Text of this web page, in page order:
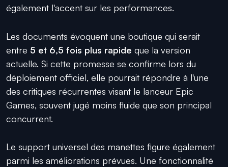
également l'accent sur les performances.
Les documents évoquent une boutique qui serait
entre 5 et 6,5 fois plus rapide que la version
actuelle. Si cette promesse se confirme lors du
déploiement officiel, elle pourrait répondre à l'une
des critiques récurrentes visant le lanceur Epic
Games, souvent jugé moins fluide que son principal
concurrent.
Le support universel des manettes figure également
parmi les améliorations prévues. Une fonctionnalité